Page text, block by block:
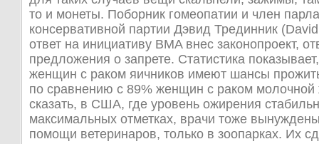
то и монеты. Поборник гомеопатии и член
консервативной партии Дэвид Трединник
ответ на инициативу BMA внес законопроект,
предложения о запрете. Статистика
женщин с раком яичников имеют шансы
по сравнению с 89% женщин с раком
сказать, в США, где уровень ожирения
максимальных отметках, врачи тоже
помощи ветеринаров, только в зоопарках. Их